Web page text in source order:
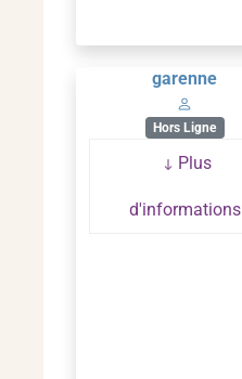
garenne
Hors Ligne
Plus
d'informations